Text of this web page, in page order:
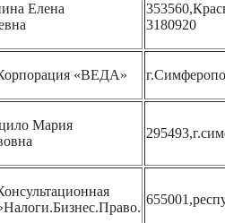
Елена
3180920
«ВЕДА»
Мария